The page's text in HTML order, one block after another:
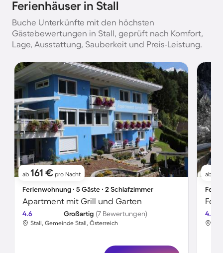
Ferienhäuser in Stall
Buche Unterkünfte mit den höchsten
Gästebewertungen in Stall, geprüft nach Komfort,
Lage, Ausstattung, Sauberkeit und Preis-Leistung.
ab 161 € pro Nacht
Ferienwohnung ∙ 5 Gäste ∙ 2 Schlafzimmer
Apartment mit Grill und Garten
4.6 Großartig (7 Bewertungen)
Stall, Gemeinde Stall, Österreich
ab
4.8